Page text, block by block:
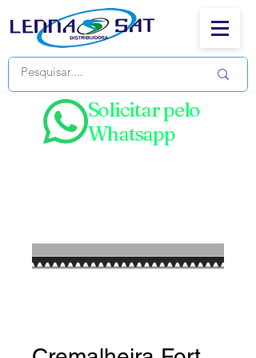
Solicitar pelo
Whatsapp